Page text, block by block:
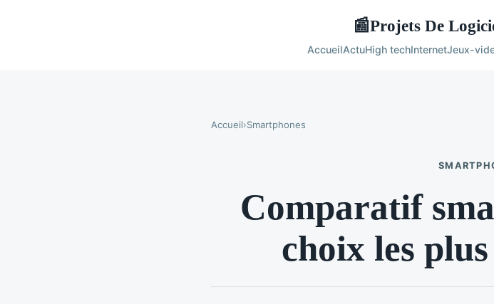
📰Projets De
AccueilActuHigh techInternetJeux-
Accueil›Smartphones
Comparatif
choix les